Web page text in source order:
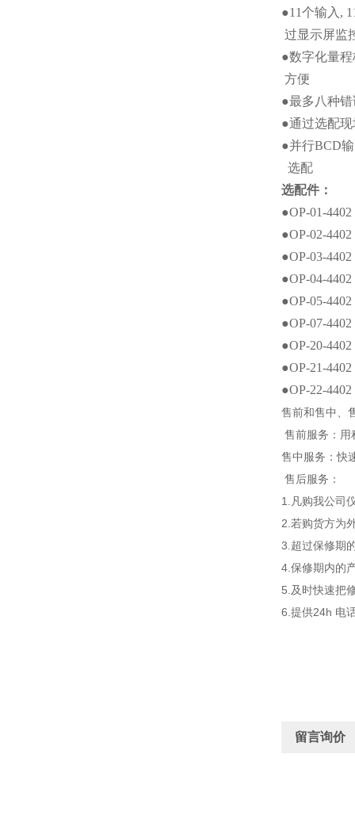
●11个输入 ,
过显示屏监
●数字化量
方便
●最多八种
●通过选配
●并行BCD
选配
选配件：
●OP-01-
●OP-02-
●OP-03-
●OP-04-
●OP-05-
●OP-07-
●OP-20-
●OP-21-
●OP-22-
售前和售中、
售前服务：用
售中服务：快
售后服务：
1.凡购我公司
2.若购货方为
3.超过保修期
4.保修期内的
5.及时快速把
6.提供24h 电
留言询价